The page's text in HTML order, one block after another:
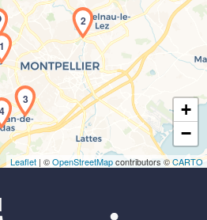
de la carte en cours...
1
2
3
4
+
−
Leaflet | ©OpenStreetMapcontributors ©CARTO